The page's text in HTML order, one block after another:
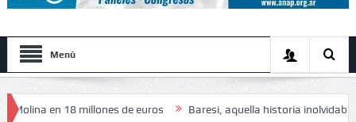
Menú
18 millones de euros Baresi, aquella historia inolvidable El